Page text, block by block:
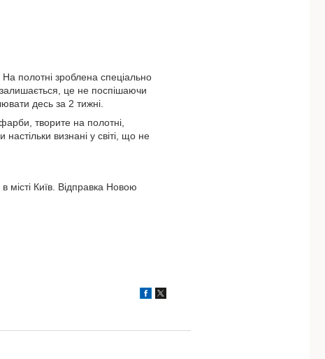
полотні зроблена спеціально
це не поспішаючи
десь за 2 тижні.
творите на полотні,
визнані у світі, що не
Київ. Відправка Новою